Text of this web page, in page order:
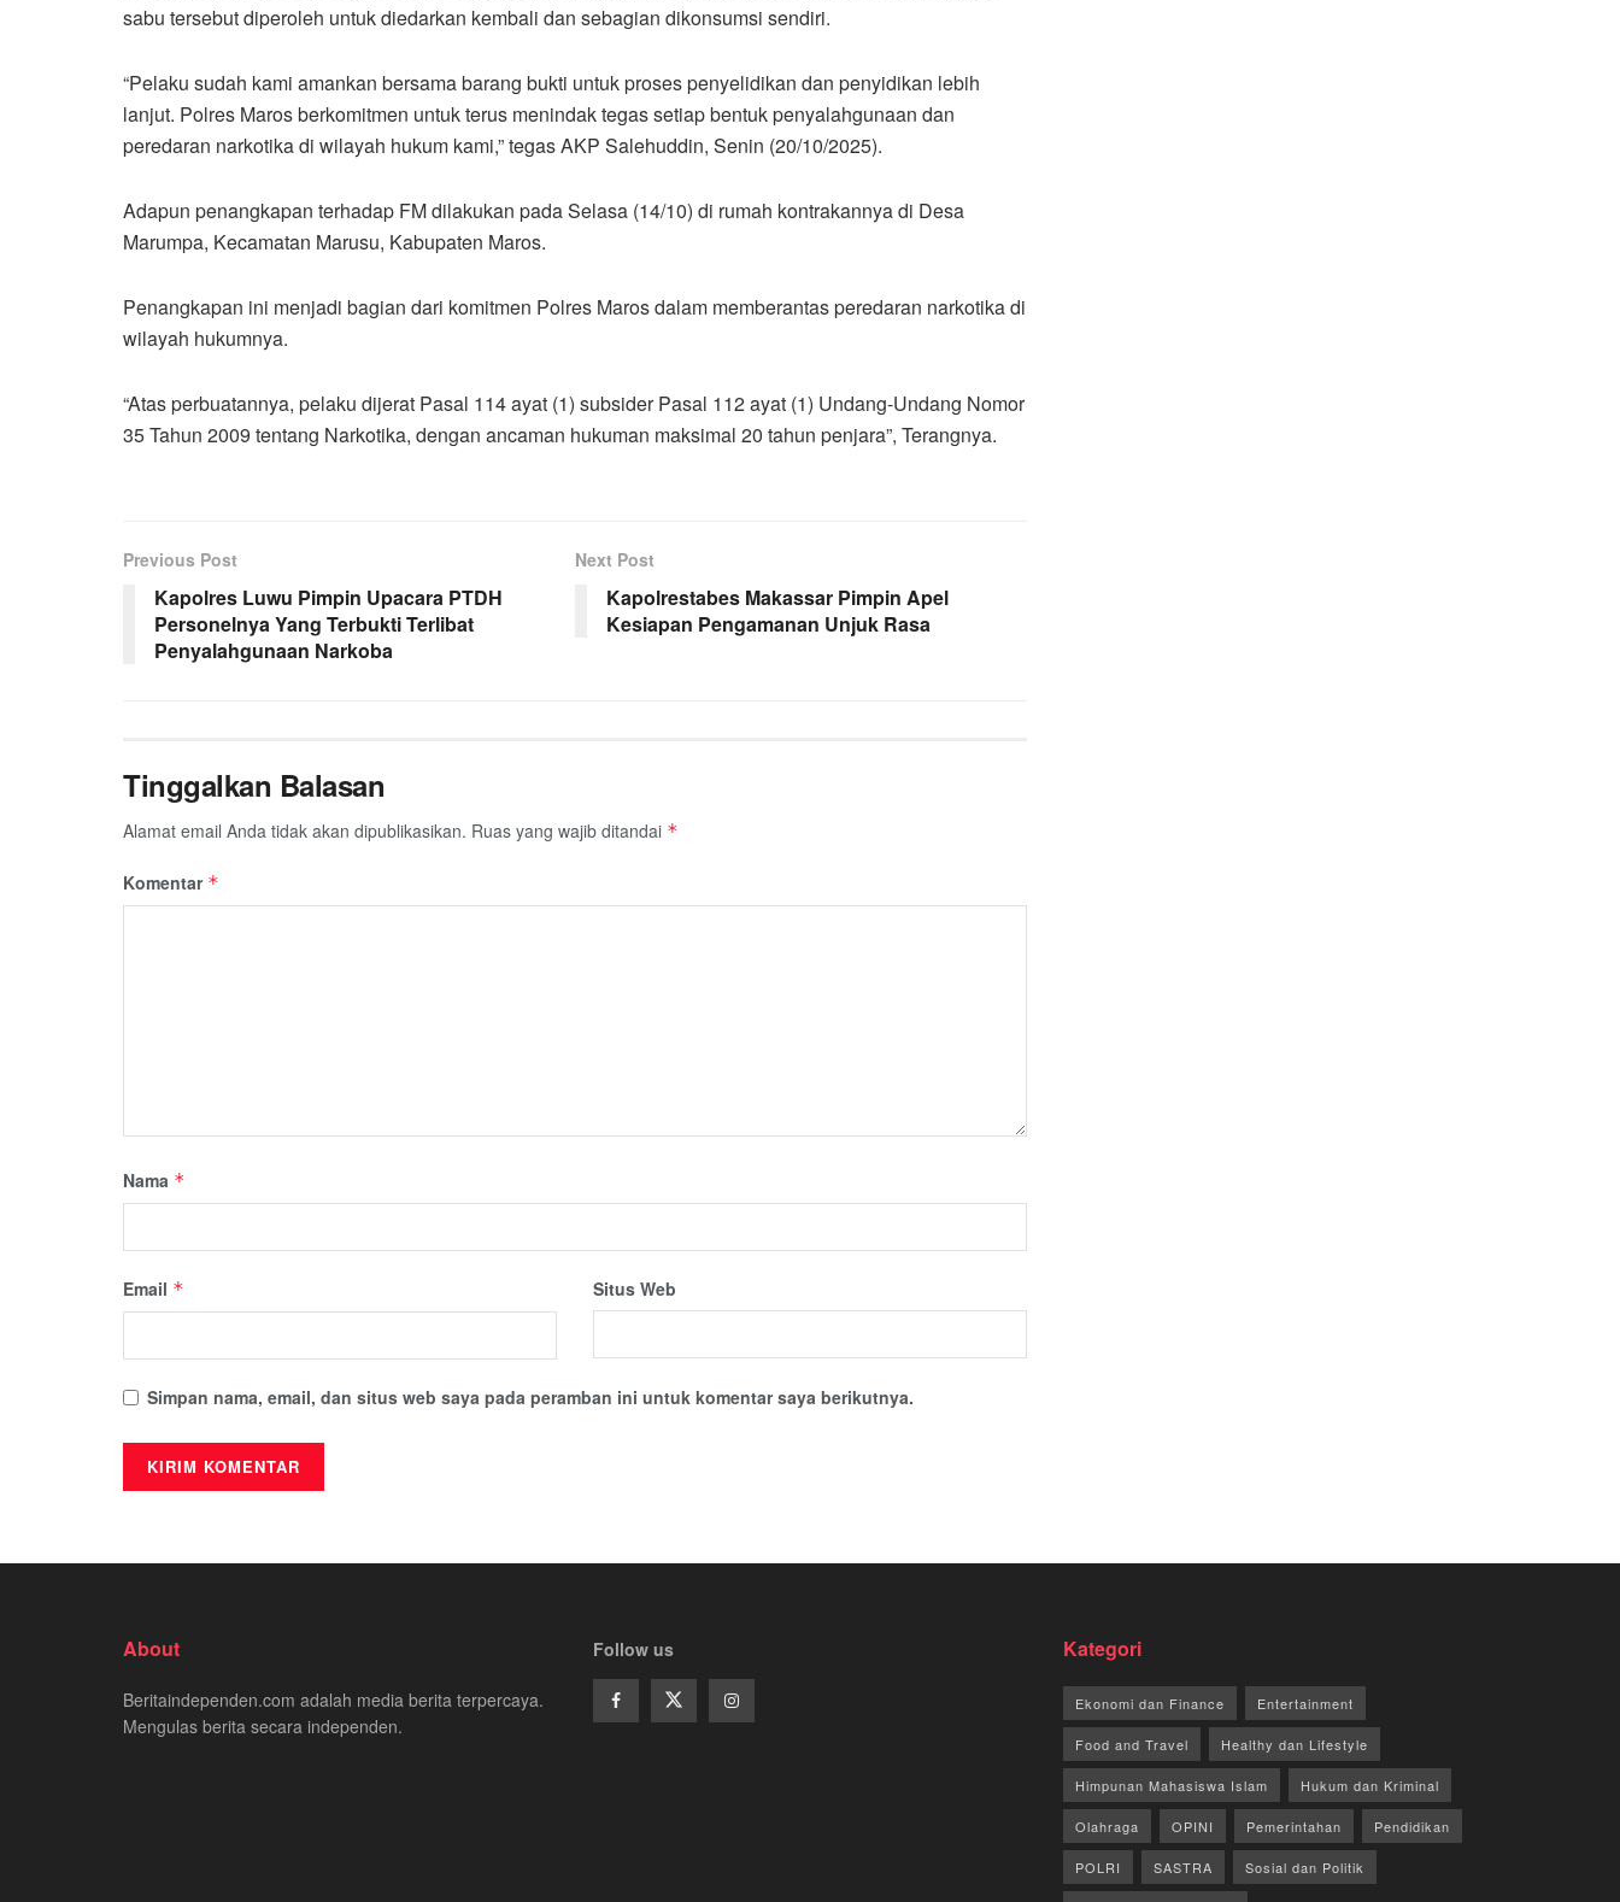
sabu tersebut diperoleh untuk diedarkan kembali dan sebagian dikonsumsi sendiri.
“Pelaku sudah kami amankan bersama barang bukti untuk proses penyelidikan dan penyidikan lebih
lanjut. Polres Maros berkomitmen untuk terus menindak tegas setiap bentuk penyalahgunaan dan
peredaran narkotika di wilayah hukum kami,” tegas AKP Salehuddin, Senin (20/10/2025).
Adapun penangkapan terhadap FM dilakukan pada Selasa (14/10) di rumah kontrakannya di Desa
Marumpa, Kecamatan Marusu, Kabupaten Maros.
Penangkapan ini menjadi bagian dari komitmen Polres Maros dalam memberantas peredaran narkotika di
wilayah hukumnya.
“Atas perbuatannya, pelaku dijerat Pasal 114 ayat (1) subsider Pasal 112 ayat (1) Undang-Undang Nomor
35 Tahun 2009 tentang Narkotika, dengan ancaman hukuman maksimal 20 tahun penjara”, Terangnya.
Previous Post
Kapolres Luwu Pimpin Upacara PTDH
Personelnya Yang Terbukti Terlibat
Penyalahgunaan Narkoba
Next Post
Kapolrestabes Makassar Pimpin Apel
Kesiapan Pengamanan Unjuk Rasa
Tinggalkan Balasan
Alamat email Anda tidak akan dipublikasikan. Ruas yang wajib ditandai *
Komentar *
Nama *
Email * Situs Web
Simpan nama, email, dan situs web saya pada peramban ini untuk komentar saya berikutnya.
About
Beritaindependen.com adalah media berita terpercaya.
Mengulas berita secara independen.
Follow us Kategori
Ekonomi dan Finance Entertainment
Food and Travel Healthy dan Lifestyle
Himpunan Mahasiswa Islam Hukum dan Kriminal
Olahraga OPINI Pemerintahan Pendidikan
POLRI SASTRA Sosial dan Politik